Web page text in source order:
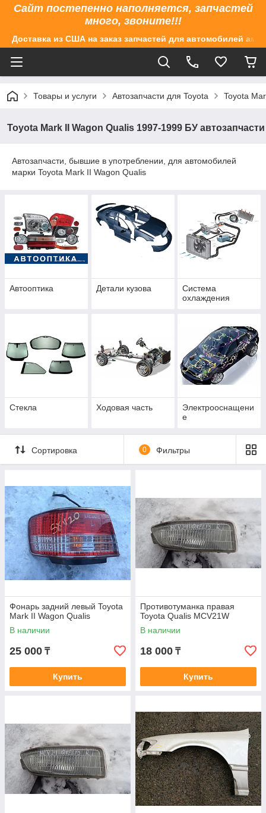
Сайт постепенно наполняется, запчастей
много, звоните!!!
Доставка из США на заказ запчастей для автомобилей
Товары и услуги Автозапчасти для Toyota Toyota
Toyota Mark II Wagon Qualis 1997-1999 БУ автозапчасти
Автозапчасти, бывшие в употреблении, для автомобилей
марки Toyota Mark II Wagon Qualis
Автооптика Детали кузова
Система
охлаждения
Стекла Ходовая часть
Электрооснащени
е
Сортировка 0 Фильтры
Фонарь задний левый Toyota
Mark II Wagon Qualis
В наличии
25 000 ₸
Купить
Противотуманка правая
Toyota Qualis MCV21W
В наличии
18 000 ₸
Купить